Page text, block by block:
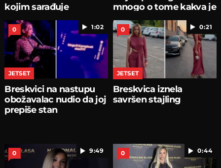
kojim sarađuje
mnogo o tome kakva je
1:02
0
JETSET
Breskvici na nastupu
obožavalac nudio da joj
prepiše stan
0:21
0
JETSET
Breskvica iznela
savršen stajling
9:49
0 0:44
0